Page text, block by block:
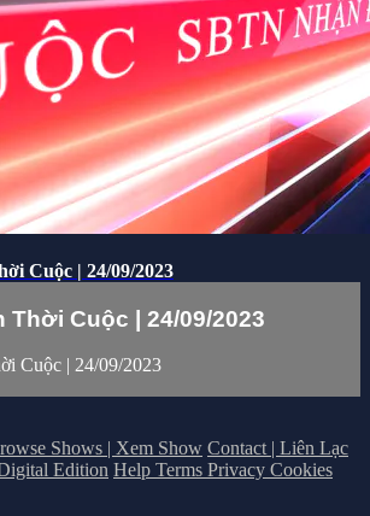
Cuộc | 24/09/2023
Thời Cuộc | 24/09/2023
Cuộc | 24/09/2023
Shows | Xem Show Contact | Liên Lạc
Edition Help Terms Privacy Cookies